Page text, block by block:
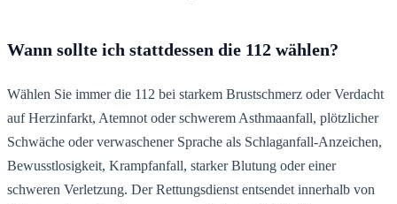
Wann sollte ich stattdessen die 112 wählen?
Wählen Sie immer die 112 bei starkem Brustschmerz oder Verdacht
auf Herzinfarkt, Atemnot oder schwerem Asthmaanfall, plötzlicher
Schwäche oder verwaschener Sprache als Schlaganfall-Anzeichen,
Bewusstlosigkeit, Krampfanfall, starker Blutung oder einer
schweren Verletzung. Der Rettungsdienst entsendet innerhalb von